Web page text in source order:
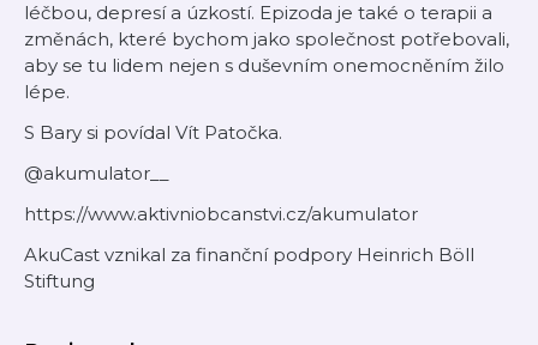
léčbou, depresí a úzkostí. Epizoda je také o terapii a
změnách, které bychom jako společnost potřebovali,
aby se tu lidem nejen s duševním onemocněním žilo
lépe.
S Bary si povídal Vít Patočka.
@akumulator__
https://www.aktivniobcanstvi.cz/akumulator
AkuCast vznikal za finanční podpory Heinrich Böll
Stiftung